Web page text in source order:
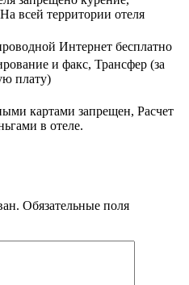
всей территории отеля
Интернет бесплатно
и факс, Трансфер (за
плату)
картами запрещен, Расчет
в отеле.
Обязательные поля